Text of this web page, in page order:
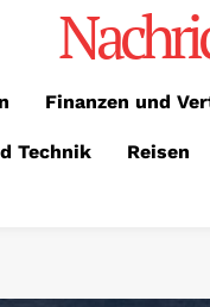
Finanzen und
Technik Reisen